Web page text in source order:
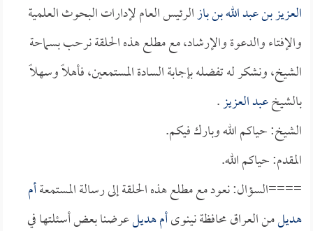
العزيز بن عبد الله بن بازالرئيس العام لإدارات البحوث العلمية
والإفتاء والدعوة والإرشاد، مع مطلع هذه الحلقة نرحب بسماحة
الشيخ، ونشكر له تفضله بإجابة السادة المستمعين، فأهلاً وسهلاً
بالشيخعبد العزيز.
الشيخ: حياكم الله وبارك فيكم.
المقدم: حياكم الله.
====السؤال: نعود مع مطلع هذه الحلقة إلى رسالة المستمعةأم
هديلمن العراق محافظة نينوىأم هديلعرضنا بعض أسئلتها في